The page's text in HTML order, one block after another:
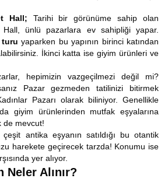
Hall; Tarihi bir görünüme sahip olan
ünlü pazarlara ev sahipliği yapar.
turuyaparken bu yapının birinci katından
İkinci katta ise giyim ürünleri ve
hepimizin vazgeçilmezi değil mi?
Pazar gezmeden tatilinizi bitirmek
Pazarı olarak biliniyor. Genellikle
giyim ürünlerinden mutfak eşyalarına
de mevcut!
çeşit antika eşyanın satıldığı bu otantik
harekete geçirecek tarzda! Konumu ise
yer alıyor.
Neler Alınır?